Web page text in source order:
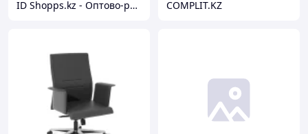
ID Shopps.kz - Оптово-розничный Склад COMPLIT.KZ